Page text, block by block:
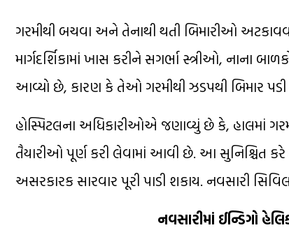
ગરમીથી બચવા અને તેનાથી થતી બિમારીઓ
માર્ગદર્શિકામાં ખાસ કરીને સગર્ભા સ્ત્રીઓ, નાના
આવ્યો છે, કારણ કે તેઓ ગરમીથી ઝડપથી બિમાર
હોસ્પિટલના અધિકારીઓએ જણાવ્યું છે કે, હાલમાં
તૈયારીઓ પૂર્ણ કરી લેવામાં આવી છે. આ સુનિશ્ચિત કરે
અસરકારક સારવાર પૂરી પાડી શકાય. નવસારી
નવસારીમાં ઈન્ડિગો